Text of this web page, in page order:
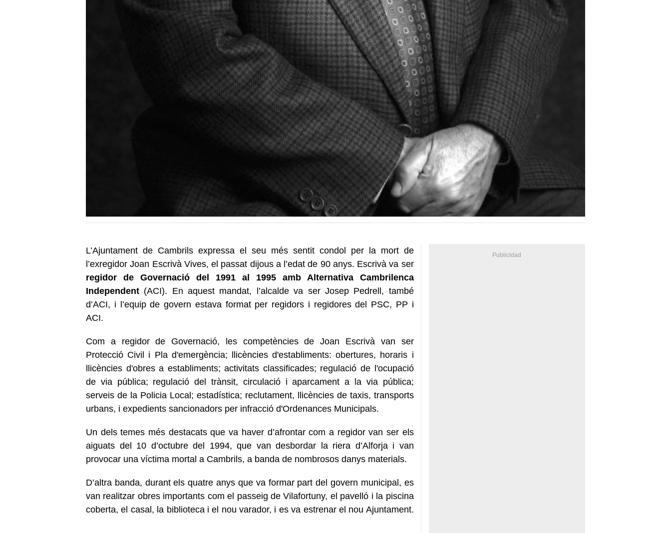
L’Ajuntament de Cambrils expressa el seu més sentit condol per la mort de
l’exregidor Joan Escrivà Vives, el passat dijous a l’edat de 90 anys. Escrivà va ser
regidor de Governació del 1991 al 1995 amb Alternativa Cambrilenca
Independent (ACI). En aquest mandat, l’alcalde va ser Josep Pedrell, també
d’ACI, i l’equip de govern estava format per regidors i regidores del PSC, PP i
ACI.
Com a regidor de Governació, les competències de Joan Escrivà van ser
Protecció Civil i Pla d'emergència; llicències d'establiments: obertures, horaris i
llicències d'obres a establiments; activitats classificades; regulació de l'ocupació
de via pública; regulació del trànsit, circulació i aparcament a la via pública;
serveis de la Policia Local; estadística; reclutament, llicències de taxis, transports
urbans, i expedients sancionadors per infracció d'Ordenances Municipals.
Un dels temes més destacats que va haver d’afrontar com a regidor van ser els
aiguats del 10 d’octubre del 1994, que van desbordar la riera d’Alforja i van
provocar una víctima mortal a Cambrils, a banda de nombrosos danys materials.
D’altra banda, durant els quatre anys que va formar part del govern municipal, es
van realitzar obres importants com el passeig de Vilafortuny, el pavelló i la piscina
coberta, el casal, la biblioteca i el nou varador, i es va estrenar el nou Ajuntament.